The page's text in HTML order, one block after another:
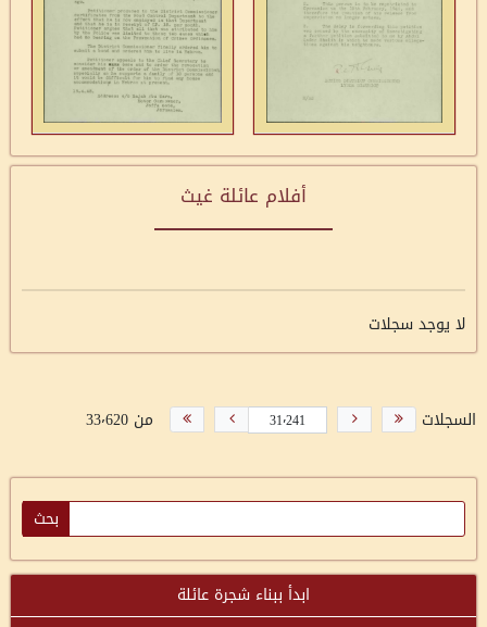
أفلام عائلة غيث
لا يوجد سجلات
السجلات من 33٬620
ابدأ ببناء شجرة عائلة